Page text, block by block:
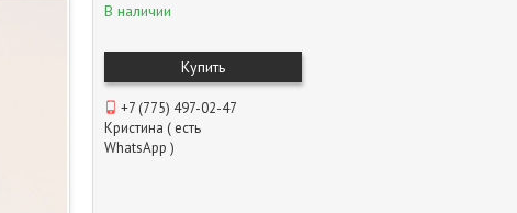
В наличии
Купить
+7 (775) 497-02-47
Кристина ( есть
WhatsApp )